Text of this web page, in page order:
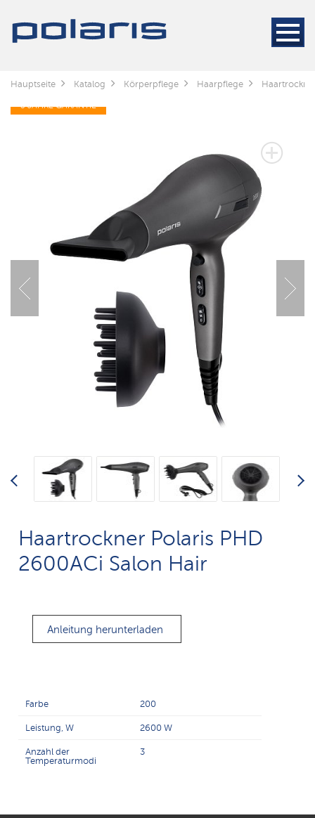
Hauptseite Katalog Körperpflege Haarpflege
3 JAHRE GARANTIE
Haartrockner Polaris PHD
2600AСi Salon Hair
Anleitung herunterladen
Farbe 200
Leistung, W 2600 W
Anzahl der
Temperaturmodi
3